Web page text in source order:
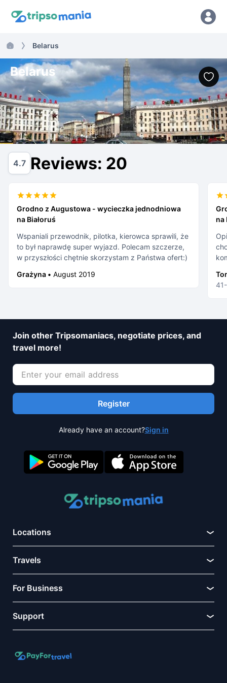
Belarus
Belarus
4.7 Reviews: 20
Grodno z Augustowa - wycieczka jednodniowa
na Białoruś
Wspaniali przewodnik, pilotka, kierowca sprawili, że
to był naprawdę super wyjazd. Polecam szczerze,
w przyszłości chętnie skorzystam z Państwa ofert:)
Grażyna • August 2019
na
Join other Tripsomaniacs, negotiate prices, and
travel more!
Register
Already have an account?Sign in
Locations
Travels
For Business
Support